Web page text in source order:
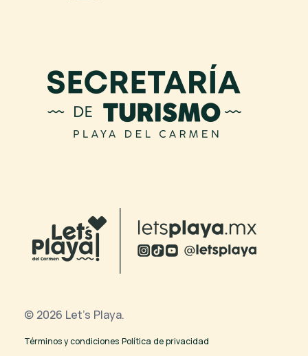
© 2026 Let's Playa.
Términos y condiciones Política de privacidad